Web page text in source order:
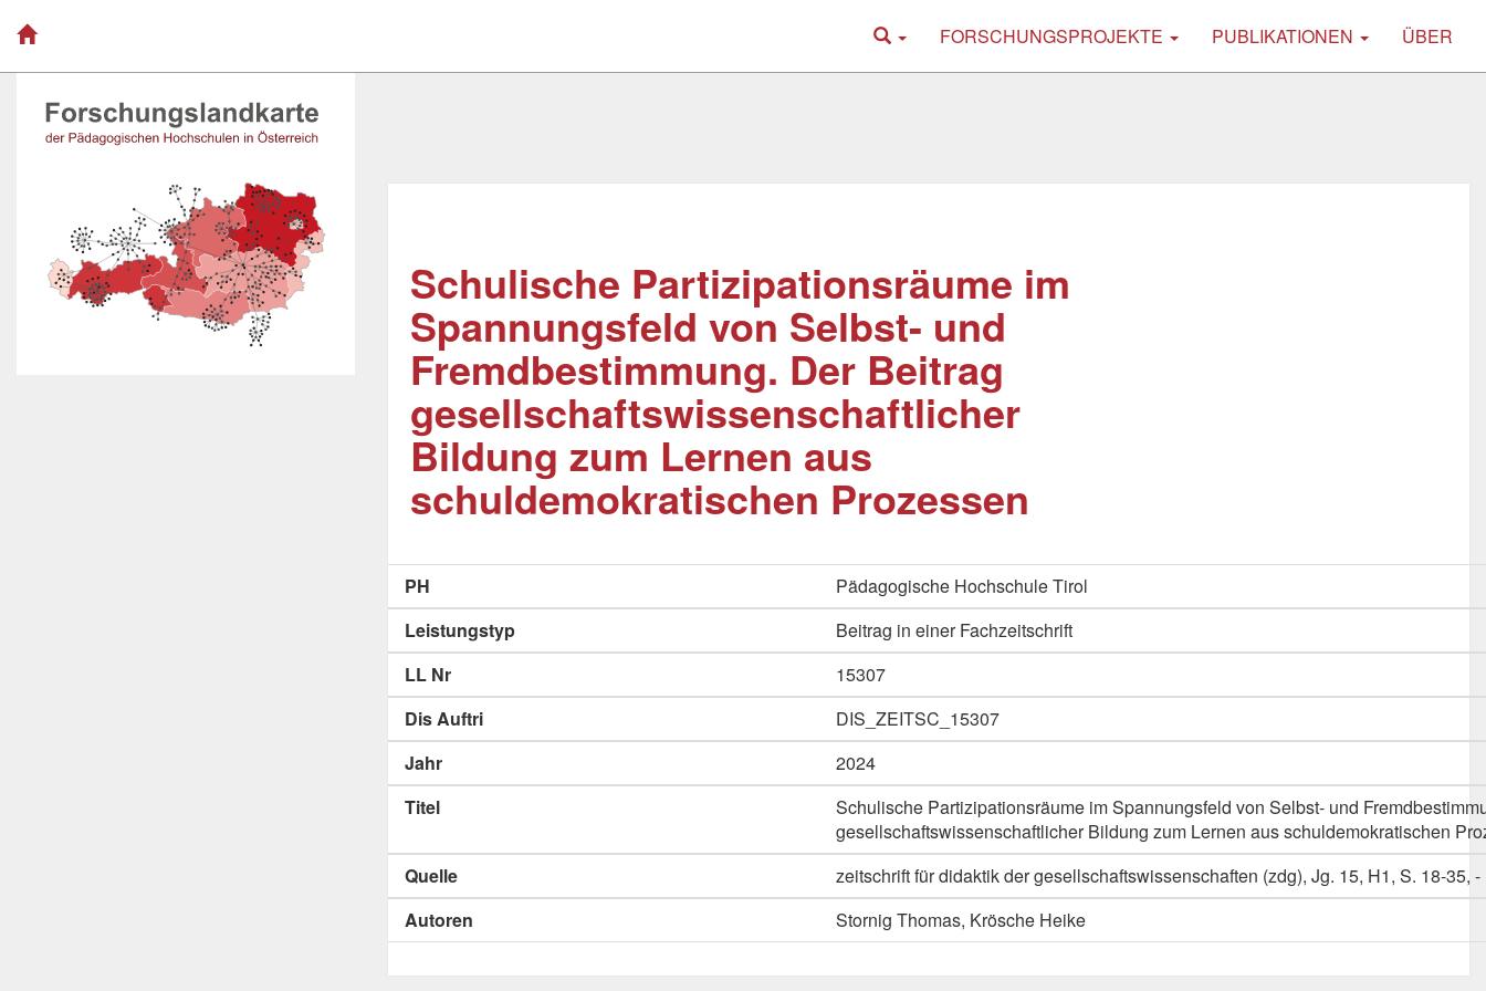
FORSCHUNGSPROJEKTE PUBLIKATIONEN ÜBER
Schulische Partizipationsräume im
Spannungsfeld von Selbst- und
Fremdbestimmung. Der Beitrag
gesellschaftswissenschaftlicher
Bildung zum Lernen aus
schuldemokratischen Prozessen
PH
Pädagogische Hochschule Tirol
Leistungstyp
Beitrag in einer Fachzeitschrift
LL Nr
15307
Dis Auftri
DIS_ZEITSC_15307
Jahr
2024
Titel
Schulische Partizipationsräume im Spannungsfeld von Selbst- und
gesellschaftswissenschaftlicher Bildung zum Lernen aus schuldemokratischen
Quelle
zeitschrift für didaktik der gesellschaftswissenschaften (zdg), Jg. 15, H1, S. 18-35, -
Autoren
Stornig Thomas, Krösche Heike